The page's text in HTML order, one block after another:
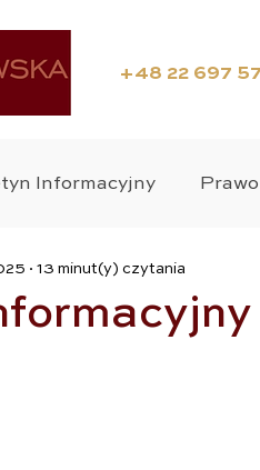
+48 22 697
Informacyjny
Media
13 minut(y) czytania